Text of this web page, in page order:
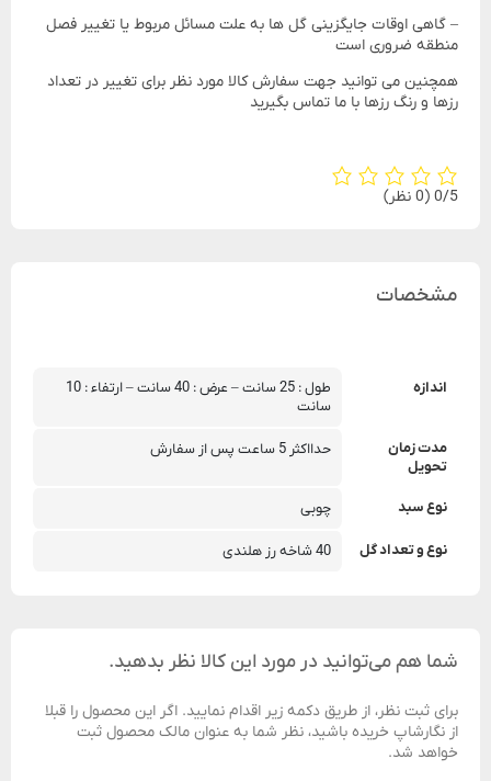
– گاهی اوقات جایگزینی گل ها به علت مسائل مربوط یا تغییر فصل
منطقه ضروری است
همچنین می توانید جهت سفارش کالا مورد نظر برای تغییر در تعداد
رزها و رنگ رزها با ما تماس بگیرید
‫0/5 ‫(0 نظر)
مشخصات
اندازه
سانت
مدت زمان
تحویل
حدااکثر 5 ساعت پس از سفارش
نوع سبد چوبی
نوع و تعداد گل 40 شاخه رز هلندی
شما هم می‌توانید در مورد این کالا نظر بدهید.
برای ثبت نظر، از طریق دکمه زیر اقدام نمایید. اگر این محصول را قبلا
از نگارشاپ خریده باشید، نظر شما به عنوان مالک محصول ثبت
خواهد شد.